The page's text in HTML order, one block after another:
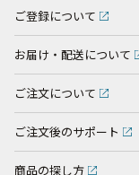
ご登録について
お届け・配送について
ご注文について
ご注文後のサポート
商品の探し方